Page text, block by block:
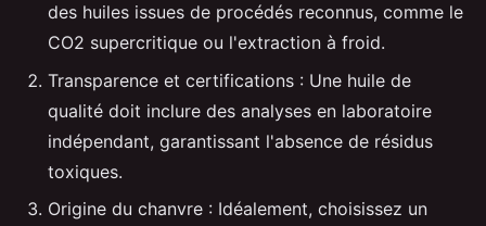
des huiles issues de procédés reconnus, comme le
CO2 supercritique ou l'extraction à froid.
Transparence et certifications : Une huile de
qualité doit inclure des analyses en laboratoire
indépendant, garantissant l'absence de résidus
toxiques.
Origine du chanvre : Idéalement, choisissez un